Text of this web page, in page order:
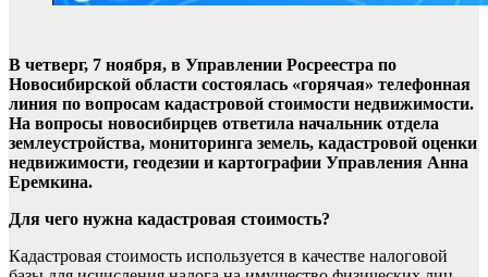
В четверг, 7 ноября, в Управлении Росреестра по
Новосибирской области состоялась «горячая» телефонная
линия по вопросам кадастровой стоимости недвижимости.
На вопросы новосибирцев ответила начальник отдела
землеустройства, мониторинга земель, кадастровой оценки
недвижимости, геодезии и картографии Управления Анна
Еремкина.
Для чего нужна кадастровая стоимость?
Кадастровая стоимость используется в качестве налоговой